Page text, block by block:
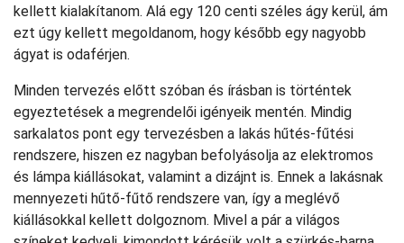
kellett kialakítanom. Alá egy 120 centi széles ágy kerül, ám
ezt úgy kellett megoldanom, hogy később egy nagyobb
ágyat is odaférjen.
Minden tervezés előtt szóban és írásban is történtek
egyeztetések a megrendelői igényeik mentén. Mindig
sarkalatos pont egy tervezésben a lakás hűtés-fűtési
rendszere, hiszen ez nagyban befolyásolja az elektromos
és lámpa kiállásokat, valamint a dizájnt is. Ennek a lakásnak
mennyezeti hűtő-fűtő rendszere van, így a meglévő
kiállásokkal kellett dolgoznom. Mivel a pár a világos